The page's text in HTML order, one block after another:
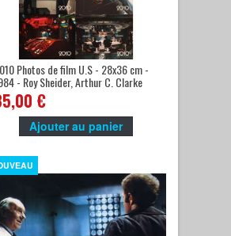
Photos de film U.S - 28x36 cm -
- Roy Sheider, Arthur C. Clarke
€
Ajouter au panier